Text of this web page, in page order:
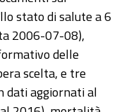
stato di salute a 6
2006-07-08),
delle
scelta, e tre
dati aggiornati al